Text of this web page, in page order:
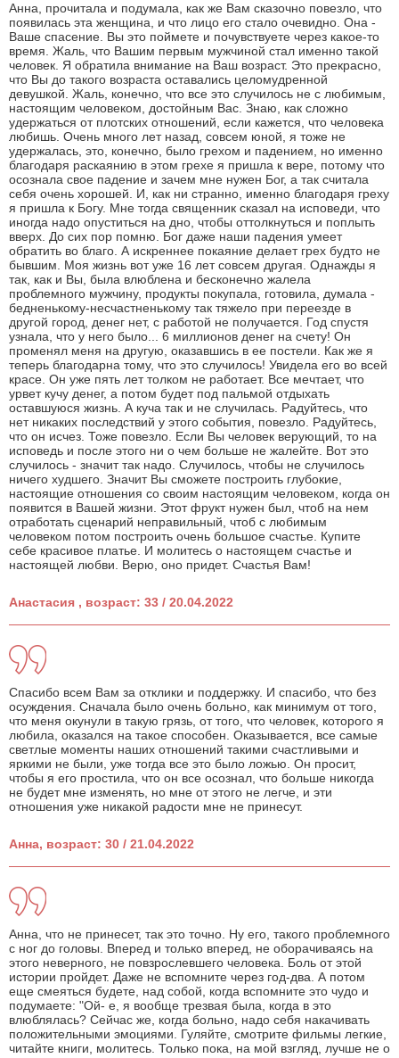
Анна, прочитала и подумала, как же Вам сказочно повезло, что
появилась эта женщина, и что лицо его стало очевидно. Она -
Ваше спасение. Вы это поймете и почувствуете через какое-то
время. Жаль, что Вашим первым мужчиной стал именно такой
человек. Я обратила внимание на Ваш возраст. Это прекрасно,
что Вы до такого возраста оставались целомудренной
девушкой. Жаль, конечно, что все это случилось не с любимым,
настоящим человеком, достойным Вас. Знаю, как сложно
удержаться от плотских отношений, если кажется, что человека
любишь. Очень много лет назад, совсем юной, я тоже не
удержалась, это, конечно, было грехом и падением, но именно
благодаря раскаянию в этом грехе я пришла к вере, потому что
осознала свое падение и зачем мне нужен Бог, а так считала
себя очень хорошей. И, как ни странно, именно благодаря греху
я пришла к Богу. Мне тогда священник сказал на исповеди, что
иногда надо опуститься на дно, чтобы оттолкнуться и поплыть
вверх. До сих пор помню. Бог даже наши падения умеет
обратить во благо. А искреннее покаяние делает грех будто не
бывшим. Моя жизнь вот уже 16 лет совсем другая. Однажды я
так, как и Вы, была влюблена и бесконечно жалела
проблемного мужчину, продукты покупала, готовила, думала -
бедненькому-несчастненькому так тяжело при переезде в
другой город, денег нет, с работой не получается. Год спустя
узнала, что у него было... 6 миллионов денег на счету! Он
променял меня на другую, оказавшись в ее постели. Как же я
теперь благодарна тому, что это случилось! Увидела его во всей
красе. Он уже пять лет толком не работает. Все мечтает, что
урвет кучу денег, а потом будет под пальмой отдыхать
оставшуюся жизнь. А куча так и не случилась. Радуйтесь, что
нет никаких последствий у этого события, повезло. Радуйтесь,
что он исчез. Тоже повезло. Если Вы человек верующий, то на
исповедь и после этого ни о чем больше не жалейте. Вот это
случилось - значит так надо. Случилось, чтобы не случилось
ничего худшего. Значит Вы сможете построить глубокие,
настоящие отношения со своим настоящим человеком, когда он
появится в Вашей жизни. Этот фрукт нужен был, чтоб на нем
отработать сценарий неправильный, чтоб с любимым
человеком потом построить очень большое счастье. Купите
себе красивое платье. И молитесь о настоящем счастье и
настоящей любви. Верю, оно придет. Счастья Вам!
Анастасия , возраст: 33 / 20.04.2022
Спасибо всем Вам за отклики и поддержку. И спасибо, что без
осуждения. Сначала было очень больно, как минимум от того,
что меня окунули в такую грязь, от того, что человек, которого я
любила, оказался на такое способен. Оказывается, все самые
светлые моменты наших отношений такими счастливыми и
яркими не были, уже тогда все это было ложью. Он просит,
чтобы я его простила, что он все осознал, что больше никогда
не будет мне изменять, но мне от этого не легче, и эти
отношения уже никакой радости мне не принесут.
Анна, возраст: 30 / 21.04.2022
Анна, что не принесет, так это точно. Ну его, такого проблемного
с ног до головы. Вперед и только вперед, не оборачиваясь на
этого неверного, не повзрослевшего человека. Боль от этой
истории пройдет. Даже не вспомните через год-два. А потом
еще смеяться будете, над собой, когда вспомните это чудо и
подумаете: "Ой- е, я вообще трезвая была, когда в это
влюблялась? Сейчас же, когда больно, надо себя накачивать
положительными эмоциями. Гуляйте, смотрите фильмы легкие,
читайте книги, молитесь. Только пока, на мой взгляд, лучше не о